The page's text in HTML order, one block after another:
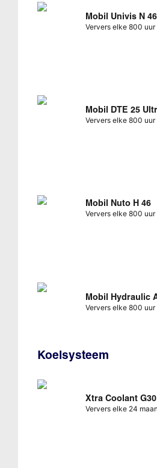
Mobil Univis N 46
Ververs elke 800 uur
Mobil DTE 25
Ververs elke 800 uur
Mobil Nuto H 46
Ververs elke 800 uur
Mobil Hydraulic
Ververs elke 800 uur
Koelsysteem
Xtra Coolant
Ververs elke 24